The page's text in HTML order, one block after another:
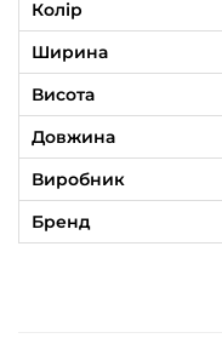
Колір
Ширина
Висота
Довжина
Виробник
Бренд